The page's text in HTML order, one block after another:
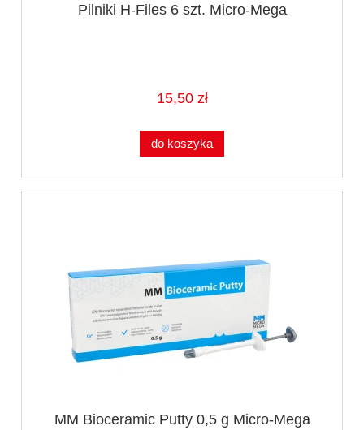
Pilniki H-Files 6 szt. Micro-Mega
15,50 zł
do koszyka
MM Bioceramic Putty 0,5 g Micro-Mega